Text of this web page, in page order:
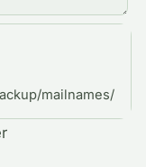
mailnames/